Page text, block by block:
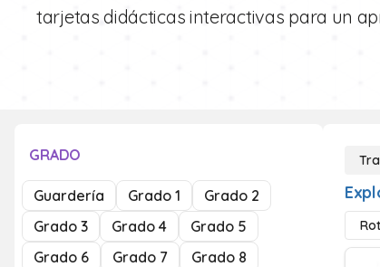
tarjetas didácticas interactivas para un
GRADO
Guardería Grado 1
Grado 2
Grado 3
Grado 4
Grado 5
Grado 6
Grado 7
Grado 8